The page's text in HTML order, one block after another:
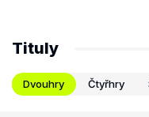
Tituly
Dvouhry Čtyřhry